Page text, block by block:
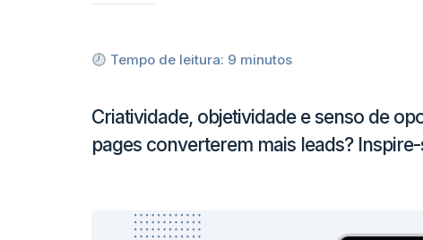
Tempo de leitura: 9 minutos
Criatividade, objetividade e senso de
pages converterem mais leads?